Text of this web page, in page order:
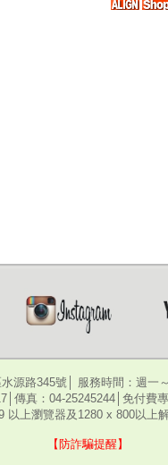
源路345號│ 服務時間：週一
傳真：04-25245244│免付費
上瀏覽器及1280 x 800以上
【防詐騙提醒】